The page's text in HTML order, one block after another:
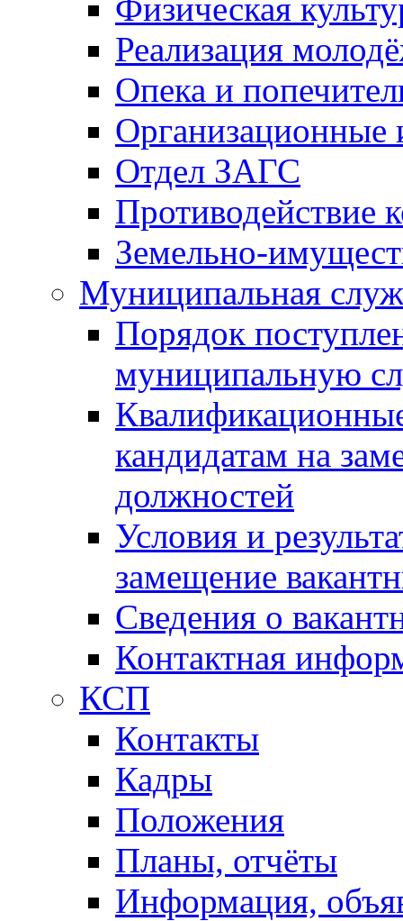
Физическая
Реализация
Опека и
Отдел ЗАГС
Противодействие
Земельно-
Муниципальная
Порядок
муниципальную
кандидатам на
должностей
Условия и
замещение
Сведения о
Контактная
КСП
Контакты
Кадры
Положения
Планы, отчёты
Информация,